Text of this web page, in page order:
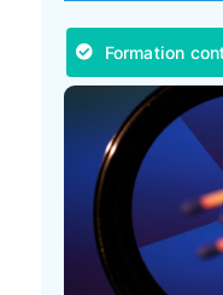
Formation